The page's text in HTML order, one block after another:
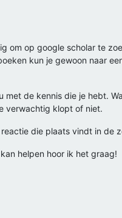
om op google scholar te
kun je gewoon naar
de kennis die je hebt.
verwachtig klopt of niet.
die plaats vindt in de
helpen hoor ik het graag!